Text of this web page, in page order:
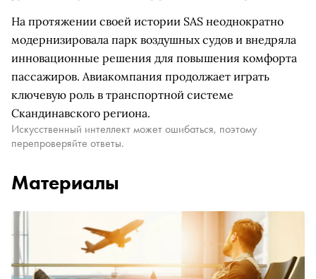
На протяжении своей истории SAS неоднократно
модернизировала парк воздушных судов и внедряла
инновационные решения для повышения комфорта
пассажиров. Авиакомпания продолжает играть
ключевую роль в транспортной системе
Скандинавского региона.
Искусственный интеллект может ошибаться, поэтому
перепроверяйте ответы.
Материалы